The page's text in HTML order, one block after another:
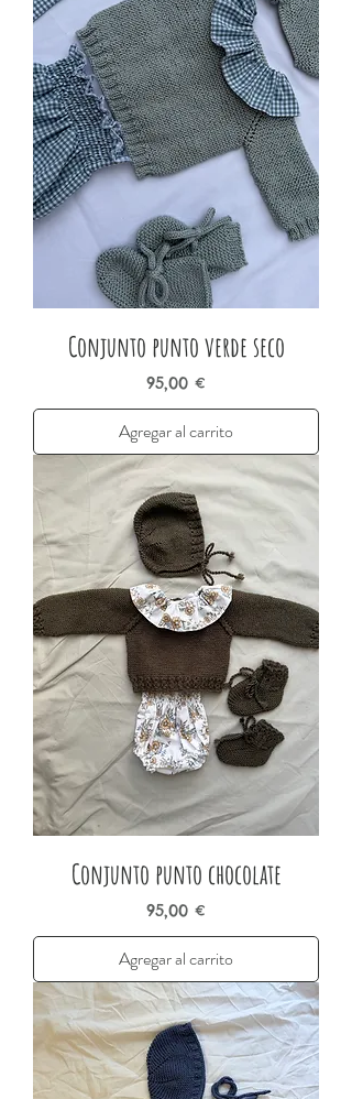
Conjunto punto verde seco
Precio
95,00 €
Agregar al carrito
Conjunto punto chocolate
Precio
95,00 €
Agregar al carrito